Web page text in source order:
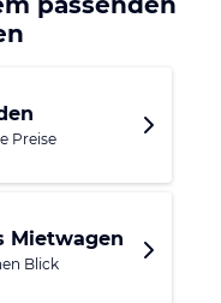
Preise
Mietwagen
Blick